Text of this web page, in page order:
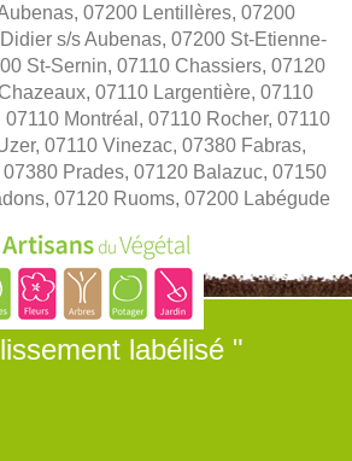
07200 Lentillères, 07200
s/s Aubenas, 07200 St-Etienne-
St-Sernin, 07110 Chassiers, 07120
07110 Largentière, 07110
Montréal, 07110 Rocher, 07110
07110 Vinezac, 07380 Fabras,
Prades, 07120 Balazuc, 07150
07120 Ruoms, 07200 Labégude
labélisé "